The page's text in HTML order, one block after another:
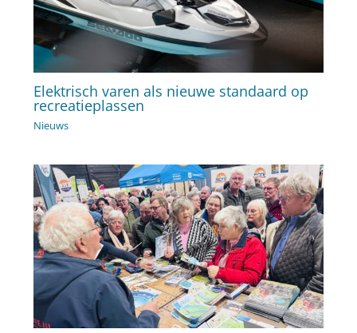
Elektrisch varen als nieuwe standaard op
recreatieplassen
Nieuws